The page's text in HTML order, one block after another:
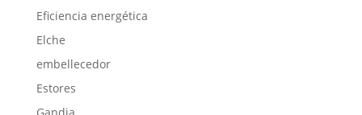
Eficiencia energética
Elche
embellecedor
Estores